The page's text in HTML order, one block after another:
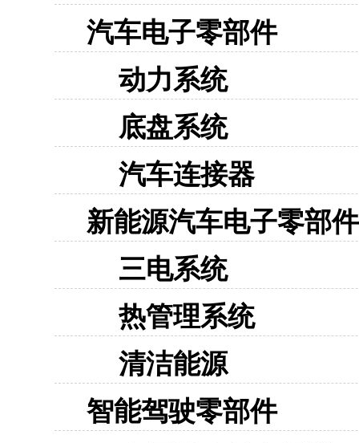
汽车电子零部件
动力系统
底盘系统
汽车连接器
新能源汽车电子零部件
三电系统
热管理系统
清洁能源
智能驾驶零部件